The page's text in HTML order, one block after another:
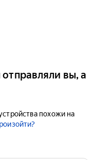
вы, а
похожи на